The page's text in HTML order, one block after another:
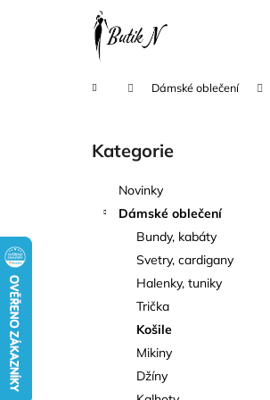
Domů Dámské oblečení
Přeskočit
kategorie
Kategorie
Novinky
Dámské oblečení
Bundy, kabáty
Svetry, cardigany
Halenky, tuniky
Trička
Košile
Mikiny
Džíny